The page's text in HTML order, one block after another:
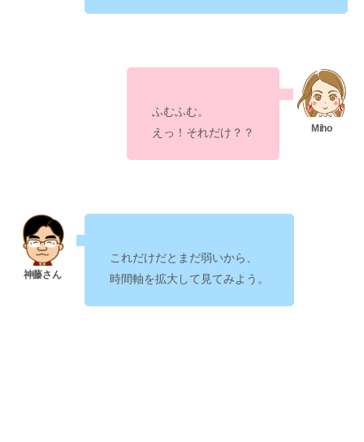
ふむふむ。
えっ！それだけ？？
これだけだとまだ弱いから、
時間軸を拡大して見てみよう。